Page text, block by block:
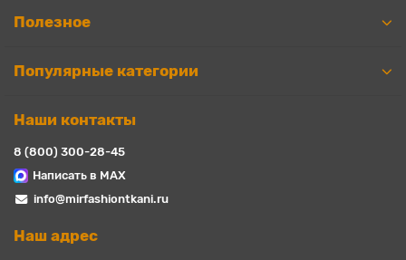
Полезное
Популярные категории
Наши контакты
8 (800) 300-28-45
Написать в MAX
info@mirfashiontkani.ru
Наш адрес